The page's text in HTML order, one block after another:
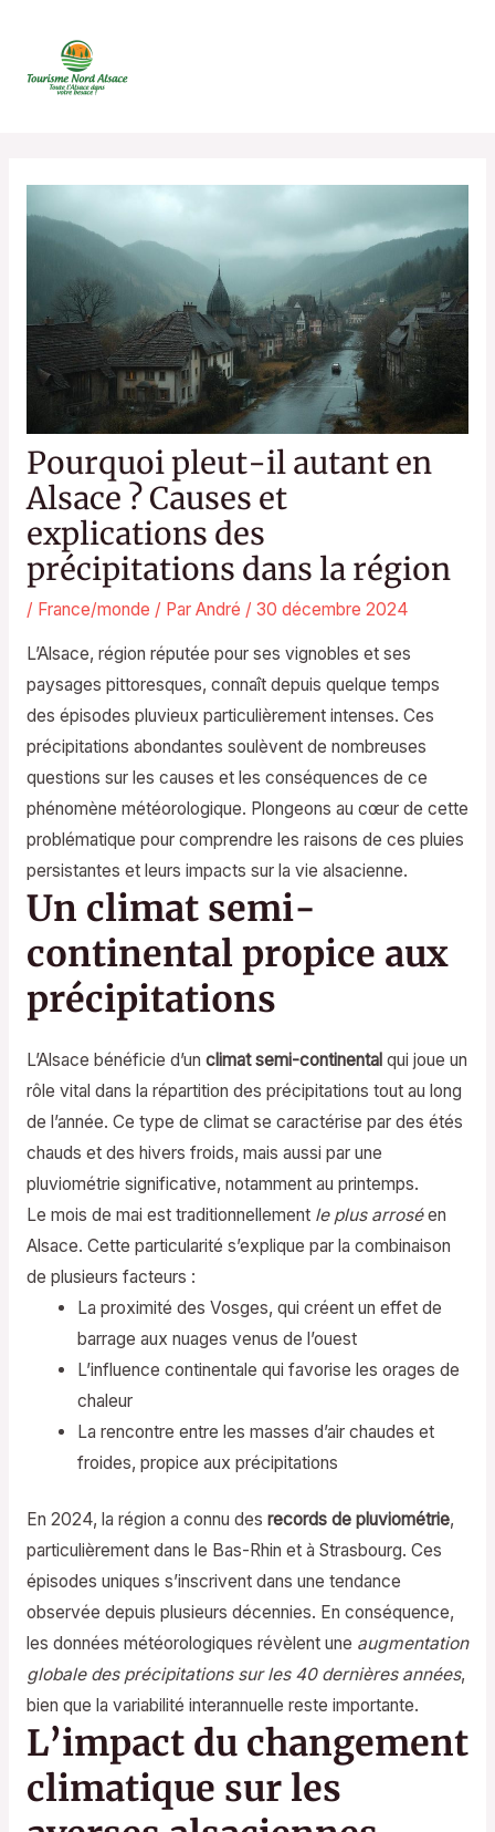
contenu
Pourquoi pleut-il autant en
Alsace ? Causes et
explications des
précipitations dans la région
/ France/monde / Par André / 30 décembre 2024
L’Alsace, région réputée pour ses vignobles et ses
paysages pittoresques, connaît depuis quelque temps
des épisodes pluvieux particulièrement intenses. Ces
précipitations abondantes soulèvent de nombreuses
questions sur les causes et les conséquences de ce
phénomène météorologique. Plongeons au cœur de cette
problématique pour comprendre les raisons de ces pluies
persistantes et leurs impacts sur la vie alsacienne.
Un climat semi-
continental propice aux
précipitations
L’Alsace bénéficie d’un climat semi-continentalqui joue un
rôle vital dans la répartition des précipitations tout au long
de l’année. Ce type de climat se caractérise par des étés
chauds et des hivers froids, mais aussi par une
pluviométrie significative, notamment au printemps.
Le mois de mai est traditionnellement le plus arroséen
Alsace. Cette particularité s’explique par la combinaison
de plusieurs facteurs :
La proximité des Vosges, qui créent un effet de
barrage aux nuages venus de l’ouest
L’influence continentale qui favorise les orages de
chaleur
La rencontre entre les masses d’air chaudes et
froides, propice aux précipitations
En 2024, la région a connu des records de pluviométrie,
particulièrement dans le Bas-Rhin et à Strasbourg. Ces
épisodes uniques s’inscrivent dans une tendance
observée depuis plusieurs décennies. En conséquence,
les données météorologiques révèlent une augmentation
globale des précipitations sur les 40 dernières années,
bien que la variabilité interannuelle reste importante.
L’impact du changement
climatique sur les